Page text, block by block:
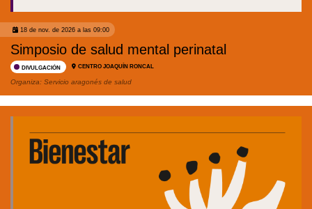
18 de nov. de 2026 a las 09:00
Simposio de salud mental perinatal
DIVULGACIÓN CENTRO JOAQUÍN RONCAL
Organiza: Servicio aragonés de salud